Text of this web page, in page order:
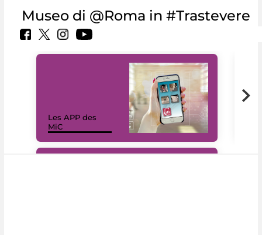
Museo di @Roma in #Trastevere
Les APP des
MiC